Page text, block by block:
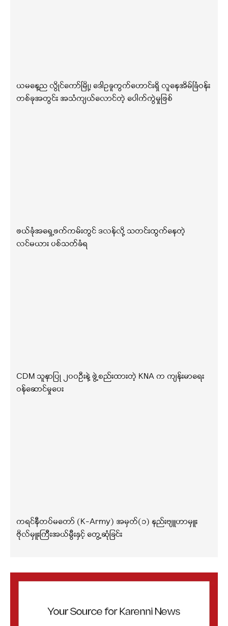
ယမနေ့ည လွိုင်ကော်မြို့၊ ဒေါဥခူကွက်ဟောင်းရှိ လူနေအိမ်ခြံဝန်း
တစ်ခုအတွင်း အသံကျယ်လောင်တဲ့ ပေါက်ကွဲမှုဖြစ်
ဖယ်ခုံအရှေ့ဖက်ကမ်းတွင် ဒလန်လို့ သတင်းထွက်နေတဲ့
လင်မယား ပစ်သတ်ခံရ
CDM သူနာပြု ၂၀၀ဦးနဲ့ ဖွဲ့စည်းထားတဲ့ KNA က ကျန်းမာရေး
ဝန်ဆောင်မှုပေး
ကရင်နီတပ်မတော် (K-Army) အမှတ်(၁) နည်းဗျူဟာမှူး
ဗိုလ်မှူးကြီးအယ်မွီးနှင့် တွေ့ဆုံခြင်း